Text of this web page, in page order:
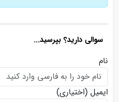
سوالی دارید؟ بپرسید...
نام
ایمیل (اختیاری)